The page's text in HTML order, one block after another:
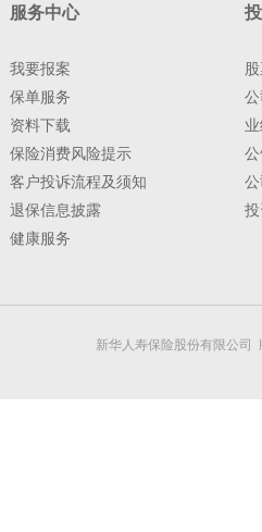
服务中心
我要报案
保单服务
资料下载
保险消费风险提示
客户投诉流程及须知
退保信息披露
健康服务
新华人寿保险股份有限公